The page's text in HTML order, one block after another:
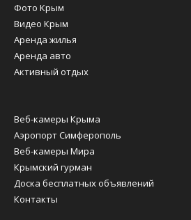
Фото Крым
Видео Крым
Аренда жилья
Аренда авто
Активный отдых
Веб-камеры Крыма
Аэропорт Симферополь
Веб-камеры Мира
Крымский гурман
Доска бесплатных объявлений
Контакты